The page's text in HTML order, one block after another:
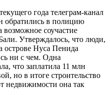
года телеграм-канал
обратились в полицию
возможное соучастие
Утверждалось, что люди,
острове Нуса Пенида
ни с чем. Одна
что заплатила 11 млн
но в итоге строительство
недвижимости она так